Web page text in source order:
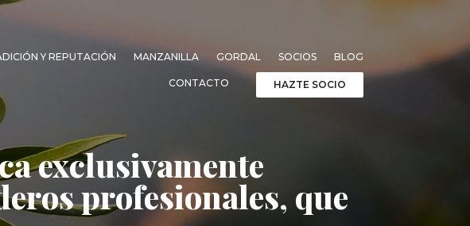
Y REPUTACIÓN MANZANILLA GORDAL SOCIOS BLOG
CONTACTO HAZTE SOCIO
exclusivamente
profesionales, que